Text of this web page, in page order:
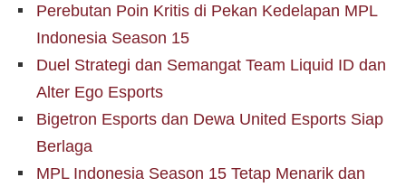
Perebutan Poin Kritis di Pekan Kedelapan MPL
Indonesia Season 15
Duel Strategi dan Semangat Team Liquid ID dan
Alter Ego Esports
Bigetron Esports dan Dewa United Esports Siap
Berlaga
MPL Indonesia Season 15 Tetap Menarik dan